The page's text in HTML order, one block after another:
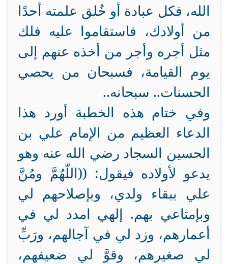
الله، فكل عبادة أو خُلق علمته أحدًا
من أولادك، فاستقاموا عليه فلك
مثل أجره وأجر من أخذه عنهم إلى
يوم القيامة، فسبحان من يحصي
الحسنات.. سبحانه..
وفي ختام هذه الخطبة أورد هذا
الدعاء العظيم من الإمام علي بن
الحسين السجاد رضي الله عنه وهو
يدعو لأولاده فيقول: ((اللّهُمَّ ومُنَّ
علي ببقاء ولدي، وبإصلاحهم لي
وبإمتاعي بهم. إلهي امدد لي في
أعمارهم، وزد لي في آجالهم، ورَبِّ
لي صغيرهم، وقوَّ لي ضعيفهم،